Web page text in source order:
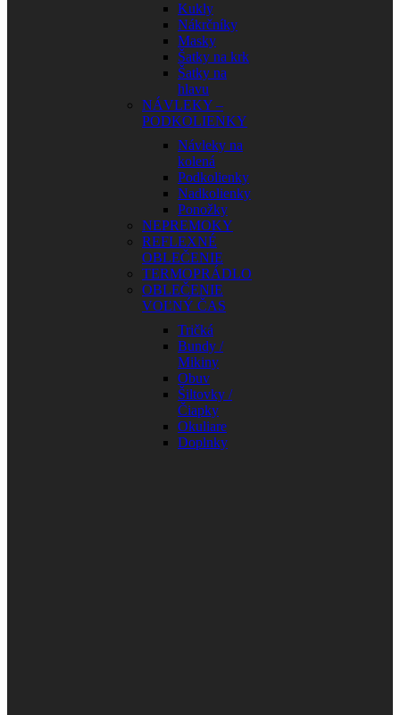
Kukly
Nákrčníky
Masky
Šatky na krk
Šatky na
hlavu
NÁVLEKY –
PODKOLIENKY
Návleky na
kolená
Podkolienky
Nadkolienky
Ponožky
NEPREMOKY
REFLEXNÉ
OBLEČENIE
TERMOPRÁDLO
OBLEČENIE
VOĽNÝ ČAS
Tričká
Bundy /
Mikiny
Obuv
Šiltovky /
Čiapky
Okuliare
Doplnky